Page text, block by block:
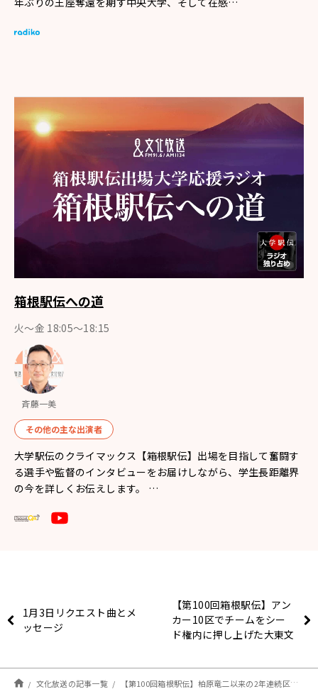
箱根駅伝への道
火～金 18:05～18:15
斉藤一美
その他の主な出演者
大学駅伝のクライマックス【箱根駅伝】出場を目指して奮闘す
る選手や監督のインタビューをお届けしながら、学生長距離界
の今を詳しくお伝えします。 …
1月3日リクエスト曲とメ
ッセージ
【第100回箱根駅伝】アン
カー10区でチームをシー
ド権内に押し上げた大東文
レース後インタビュー
文化放送の記事一覧 【第100回箱根駅伝】柏原竜二以来の2年連続区間新記録！金栗四三杯受賞の城西大学・山本唯翔選手インタビュー